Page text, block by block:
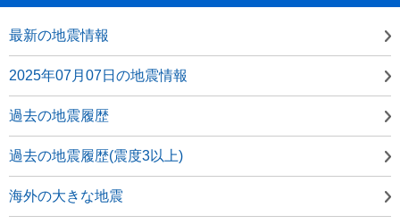
最新の地震情報
2025年07月07日の地震情報
過去の地震履歴
過去の地震履歴(震度3以上)
海外の大きな地震